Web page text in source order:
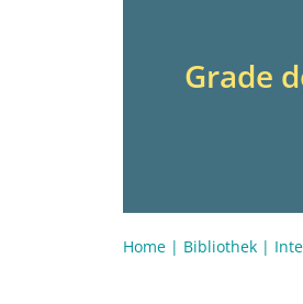
Grade
Home | Bibliothek |